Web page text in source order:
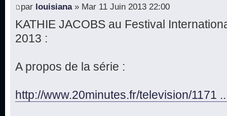
par louisiana» Mar 11 Juin 2013 22:00
KATHIE JACOBS au Festival
2013 :
A propos de la série :
http://www.20minutes.fr/television/1171